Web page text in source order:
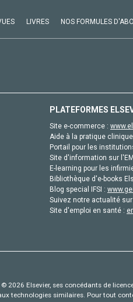
LIVRES NOS FORMULES
PLATEFORMES
Site e-commerce :
Aide à la pratique
Portail pour les
Site d'information sur
E-learning pour les
Bibliothèque d'e-books
Blog special IFSI :
Suivez notre actualité
Site d'emploi en santé :
2026 Elsevier, ses concédants de
technologies similaires. Pour tout